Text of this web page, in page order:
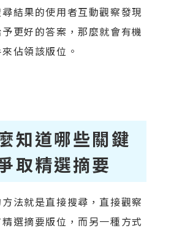
結果的使用者互動觀察發現
更好的答案，那麼就會有機
佔領該版位。
知道哪些關鍵
取精選摘要
法就是直接搜尋，直接觀察
選摘要版位，而另一種方式